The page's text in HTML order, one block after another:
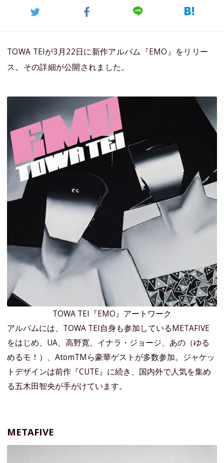
TOWA TEIが3月22日に新作アルバム『EMO』をリリー
ス。その詳細が公開されました。
TOWA TEI『EMO』アートワーク
アルバムには、TOWA TEI自身も参加しているMETAFIVE
をはじめ、UA、高野寛、イナラ・ジョージ、あの（ゆる
めるモ！）、AtomTMら豪華ゲストが多数参加。ジャケッ
トデザインは前作『CUTE』に続き、国内外で人気を集め
る五木田智央が手がけています。
METAFIVE